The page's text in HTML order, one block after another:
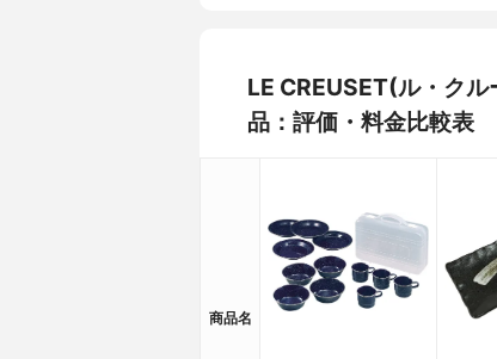
LE CREUSET(ル・ク
品：評価・料金比較表
商品名